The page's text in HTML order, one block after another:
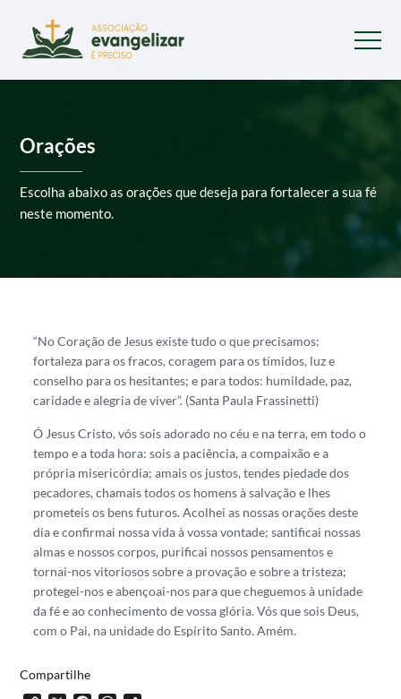
Orações
Escolha abaixo as orações que deseja para fortalecer a sua fé
neste momento.
“No Coração de Jesus existe tudo o que precisamos:
fortaleza para os fracos, coragem para os tímidos, luz e
conselho para os hesitantes; e para todos: humildade, paz,
caridade e alegria de viver”. (Santa Paula Frassinetti)
Ó Jesus Cristo, vós sois adorado no céu e na terra, em todo o
tempo e a toda hora: sois a paciência, a compaixão e a
própria misericórdia; amais os justos, tendes piedade dos
pecadores, chamais todos os homens à salvação e lhes
prometeis os bens futuros. Acolhei as nossas orações deste
dia e confirmai nossa vida à vossa vontade; santificai nossas
almas e nossos corpos, purificai nossos pensamentos e
tornai-nos vitoriosos sobre a provação e sobre a tristeza;
protegei-nos e abençoai-nos para que cheguemos à unidade
da fé e ao conhecimento de vossa glória. Vós que sois Deus,
com o Pai, na unidade do Espírito Santo. Amém.
Compartilhe